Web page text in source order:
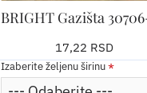
BRIGHT Gazišta
17,22 RSD
Izaberite željenu širinu